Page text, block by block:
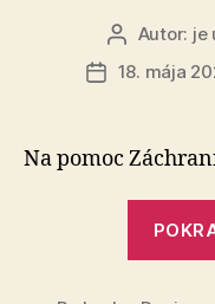
Autor
článku
Autor: je
Dátum
18. mája
Na pomoc